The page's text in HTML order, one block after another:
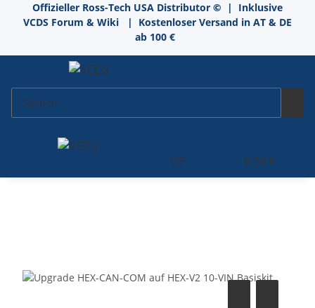
Offizieller Ross-Tech USA Distributor © | Inklusive
VCDS Forum & Wiki
| Kostenloser Versand in AT & DE
ab 100 €
DE 0,00 €